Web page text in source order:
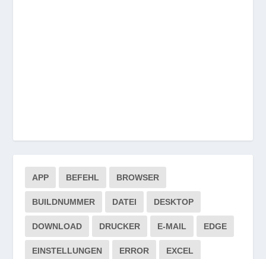
APP BEFEHL BROWSER
BUILDNUMMER DATEI DESKTOP
DOWNLOAD DRUCKER E-MAIL EDGE
EINSTELLUNGEN ERROR EXCEL